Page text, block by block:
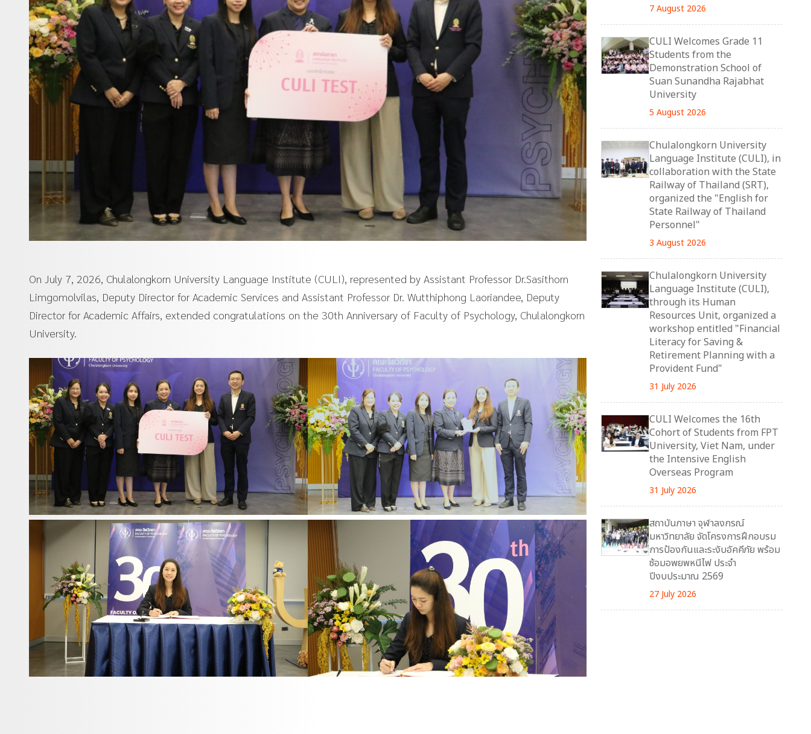
On July 7, 2026, Chulalongkorn University Language Institute (CULI), represented by Assistant Professor Dr.Sasithorn
Limgomolvilas, Deputy Director for Academic Services and Assistant Professor Dr. Wutthiphong Laoriandee, Deputy
Director for Academic Affairs, extended congratulations on the 30th Anniversary of Faculty of Psychology, Chulalongkorn
University.
7 August 2026
CULI Welcomes Grade 11
Students from the
Demonstration School of
Suan Sunandha Rajabhat
University
5 August 2026
Chulalongkorn University
Language Institute (CULI), in
collaboration with the State
Railway of Thailand (SRT),
organized the "English for
State Railway of Thailand
Personnel"
3 August 2026
Chulalongkorn University
Language Institute (CULI),
through its Human
Resources Unit, organized a
workshop entitled "Financial
Literacy for Saving &
Retirement Planning with a
Provident Fund"
31 July 2026
CULI Welcomes the 16th
Cohort of Students from FPT
University, Viet Nam, under
the Intensive English
Overseas Program
31 July 2026
สถาบันภาษา จุฬาลงกรณ์
มหาวิทยาลัย จัดโครงการฝึกอบรม
การป้องกันและระงับอัคคีภัย พร้อม
ซ้อมอพยพหนีไฟ ประจำ
ปีงบประมาณ 2569
27 July 2026